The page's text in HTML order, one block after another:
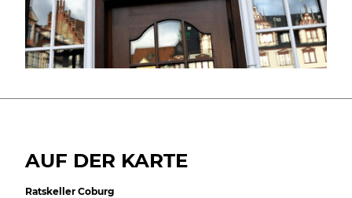
AUF DER KARTE
Ratskeller Coburg